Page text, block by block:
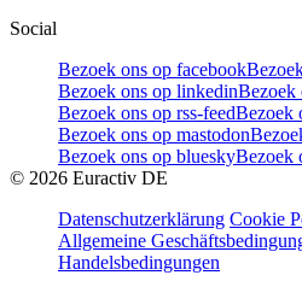
Social
Bezoek ons op facebook
Bezoek ons op linkedinBezoek
Bezoek ons op rss-feedBezoek
Bezoek ons op mastodon
Bezoek ons op blueskyBezoek
© 2026 Euractiv DE
Datenschutzerklärung Cookie
Allgemeine
Handelsbedingungen